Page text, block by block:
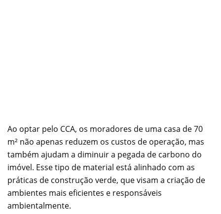
Ao optar pelo CCA, os moradores de uma casa de 70
m² não apenas reduzem os custos de operação, mas
também ajudam a diminuir a pegada de carbono do
imóvel. Esse tipo de material está alinhado com as
práticas de construção verde, que visam a criação de
ambientes mais eficientes e responsáveis
ambientalmente.